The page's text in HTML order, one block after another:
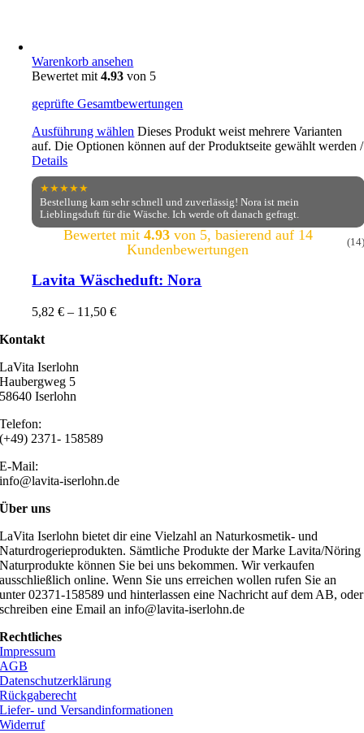
Warenkorb ansehen
Bewertet mit4.93 von 5
geprüfte Gesamtbewertungen
Ausführung wählen Dieses Produkt weist mehrere Varianten
auf. Die Optionen können auf der Produktseite gewählt werden/
Details
★★★★★
Bestellung kam sehr schnell und zuverlässig! Nora ist mein
Lieblingsduft für die Wäsche. Ich werde oft danach gefragt.
Bewertet mit 4.93von 5, basierend auf 14
Kundenbewertungen
(14)
Lavita Wäscheduft: Nora
5,82€ – 11,50€
Kontakt
LaVita Iserlohn
Haubergweg 5
58640 Iserlohn
Telefon:
(+49) 2371- 158589
E-Mail:
info@lavita-iserlohn.de
Über uns
LaVita Iserlohn bietet dir eine Vielzahl an Naturkosmetik- und
Naturdrogerieprodukten. Sämtliche Produkte der Marke Lavita/Nöring
Naturprodukte können Sie bei uns bekommen. Wir verkaufen
ausschließlich online. Wenn Sie uns erreichen wollen rufen Sie an
unter 02371-158589 und hinterlassen eine Nachricht auf dem AB, oder
schreiben eine Email an info@lavita-iserlohn.de
Rechtliches
Impressum
AGB
Datenschutzerklärung
Rückgaberecht
Liefer- und Versandinformationen
Widerruf